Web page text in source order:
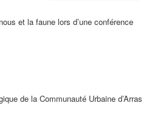
et la faune lors d’une conférence
de la Communauté Urbaine d’Arras